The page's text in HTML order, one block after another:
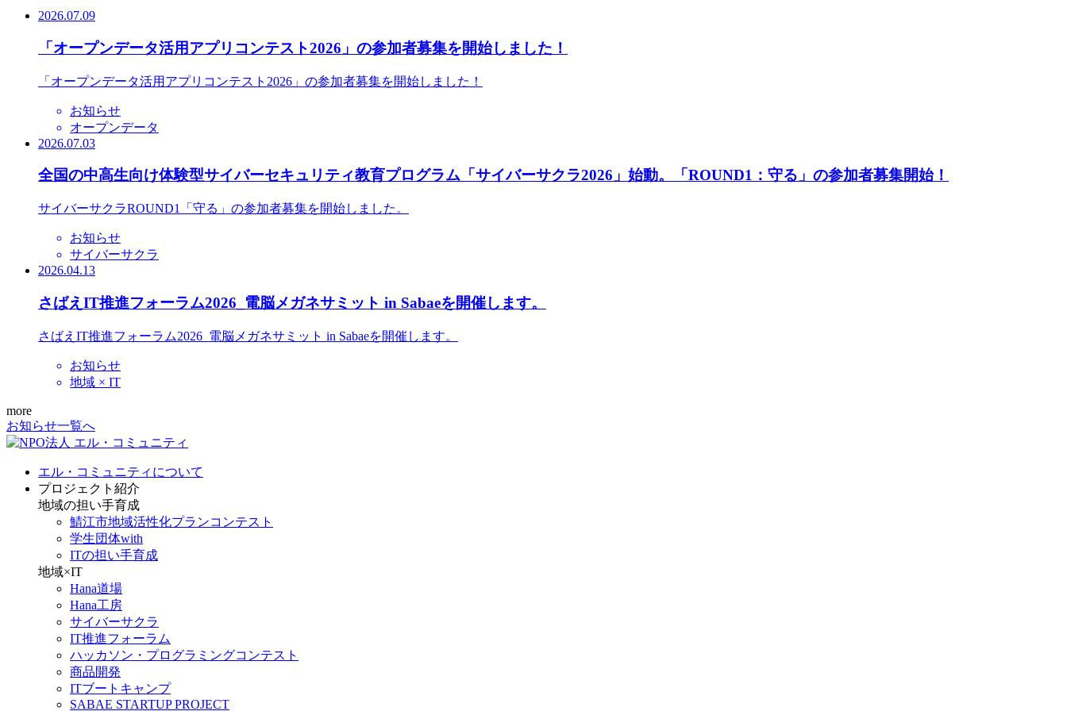
2026.07.09
「オープンデータ活用アプリコンテスト2026」の参加者募集を開始しました！
「オープンデータ活用アプリコンテスト2026」の参加者募集を開始しました！
お知らせ
オープンデータ
2026.07.03
全国の中高生向け体験型サイバーセキュリティ教育プログラム「サイバーサクラ2026」始動。「ROUND1：守る」の参加者募集開始！
サイバーサクラROUND1「守る」の参加者募集を開始しました。
お知らせ
サイバーサクラ
2026.04.13
さばえIT推進フォーラム2026_電脳メガネサミット in Sabaeを開催します。
さばえIT推進フォーラム2026_電脳メガネサミット in Sabaeを開催します。
お知らせ
地域 × IT
more
お知らせ一覧へ
エル・コミュニティについて
プロジェクト紹介
地域の担い手育成
鯖江市地域活性化プランコンテスト
学生団体with
ITの担い手育成
地域×IT
Hana道場
Hana工房
サイバーサクラ
IT推進フォーラム
ハッカソン・プログラミングコンテスト
商品開発
ITブートキャンプ
SABAE STARTUP PROJECT